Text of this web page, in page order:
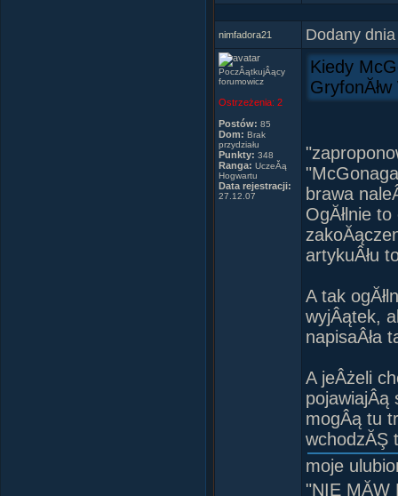
nimfadora21 Dodany
PoczÂątkujÂący
forumowicz
Ostrzeżenia: 2
Postów: 85
Dom: Brak
przydziału
Punkty: 348
Ranga: UczeĂą
Hogwartu
Data rejestracji:
27.12.07
Kiedy
brawa
OgĂłlnie
artykuÂłu
A tak
wyjÂątek,
napisaÂła
A jeÂżeli
pojawiajÂą
mogÂą tu
wchodzĂŞ
moje
"NIE